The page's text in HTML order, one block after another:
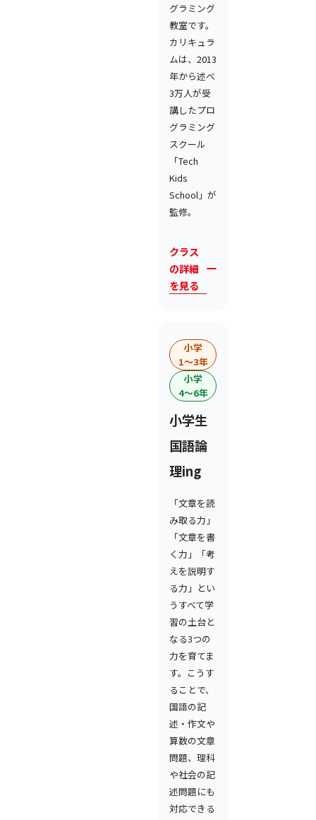
グラミング
教室です。
カリキュラ
ムは、2013
年から述べ
3万人が受
講したプロ
グラミング
スクール
「Tech
Kids
School」が
監修。
クラス
の詳細
を見る
小学
1〜3年
小学
4〜6年
小学生
国語論
理ing
「文章を読
み取る力」
「文章を書
く力」「考
えを説明す
る力」とい
うすべて学
習の土台と
なる3つの
力を育てま
す。こうす
ることで、
国語の記
述・作文や
算数の文章
問題、理科
や社会の記
述問題にも
対応できる